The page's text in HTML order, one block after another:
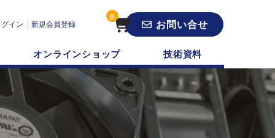
グイン 新規会員登録
0
お問い合せ
オンラインショップ 技術資料